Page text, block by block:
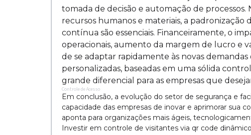
tomada de decisão e automação de
recursos humanos e materiais, a
contínua são essenciais. Financeiramente, o
operacionais, aumento da margem de lucro e
de se adaptar rapidamente às novas
personalizadas, baseadas em uma sólida
grande diferencial para as empresas que
Controle de Acesso
Em conclusão, a evolução do setor de segurança e
capacidade das empresas de inovar e aprimorar sua
aponta para organizações mais ágeis,
Investir em controle de visitantes via qr code